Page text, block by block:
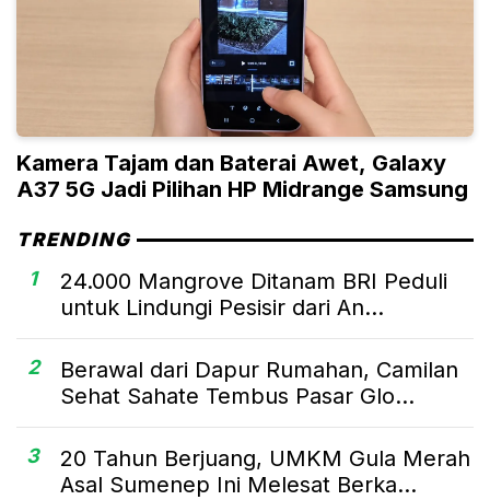
Kamera Tajam dan Baterai Awet, Galaxy
A37 5G Jadi Pilihan HP Midrange Samsung
TRENDING
1
24.000 Mangrove Ditanam BRI Peduli
untuk Lindungi Pesisir dari An...
2
Berawal dari Dapur Rumahan, Camilan
Sehat Sahate Tembus Pasar Glo...
3
20 Tahun Berjuang, UMKM Gula Merah
Asal Sumenep Ini Melesat Berka...